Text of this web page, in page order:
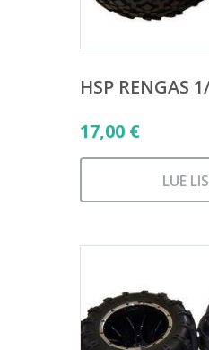
HSP RENGAS
17,00 €
LUE